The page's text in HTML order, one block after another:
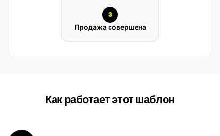
3
Продажа совершена
Как работает этот шаблон